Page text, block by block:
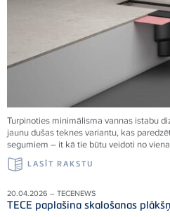
Turpinoties minimālisma vannas istabu
jaunu dušas teknes variantu, kas
segumiem – it kā tie būtu veidoti no viena
LASĪT RAKSTU
20.04.2026 – TECENEWS
TECE paplašina skalošanas